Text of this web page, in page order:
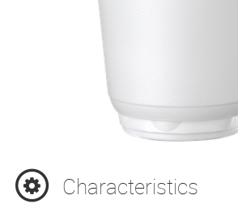
Characteristics